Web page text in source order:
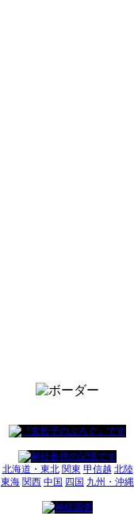
北海道・東北 関東 甲信越 北陸
東海 関西 中国 四国 九州・沖縄